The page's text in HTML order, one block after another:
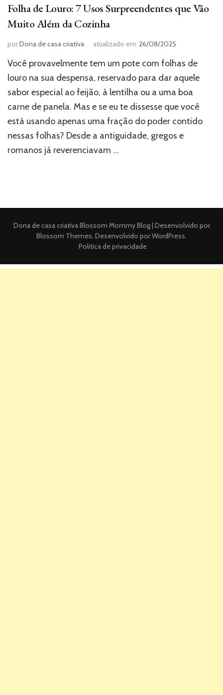
Folha de Louro: 7 Usos Surpreendentes que Vão
Muito Além da Cozinha
porDona de casa criativa atualizado em 26/08/2025
Você provavelmente tem um pote com folhas de
louro na sua despensa, reservado para dar aquele
sabor especial ao feijão, à lentilha ou a uma boa
carne de panela. Mas e se eu te dissesse que você
está usando apenas uma fração do poder contido
nessas folhas? Desde a antiguidade, gregos e
romanos já reverenciavam …
Dona de casa criativaBlossom Mommy Blog | Desenvolvido por
Blossom Themes. Desenvolvido porWordPress.
Politica de privacidade